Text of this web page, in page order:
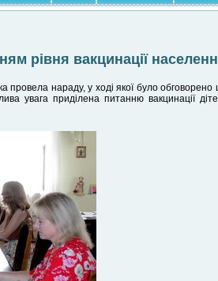
рівня вакцинації
провела нараду, у ході якої було обговорено
увага приділена питанню вакцинації